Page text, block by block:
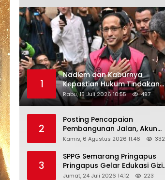
1
Nadiem dan Kaburnya
Kepastian Hukum Tindakan
Pejabat Publik
Rabu, 15 Juli 2026 10:55 497
2
Posting Pencapaian
Pembangunan Jalan, Akun
Facebook Pemerintah
“Dirujak” Warganet
Kamis, 6 Agustus 2026 11:46 332
3
SPPG Semarang Pringapus
Pringapus Gelar Edukasi Gizi
di PAUD Bina Balita Peringati
Jumat, 24 Juli 2026 14:12 223